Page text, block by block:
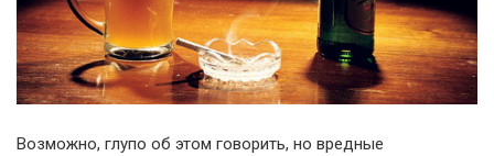
Возможно, глупо об этом говорить, но вредные